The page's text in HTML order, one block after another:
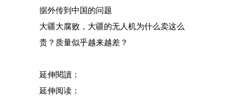
据外传到中国的问题
大疆大腐败，大疆的无人机为什么卖这么
贵？质量似乎越来越差？
延伸閱讀：
延伸阅读：